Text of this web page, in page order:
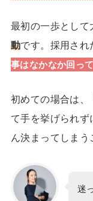
最初の一歩として
動です。 採用され
事はなかなか回っ
初めての場合は、
て手を挙げられ
ん決まってしまう
迷